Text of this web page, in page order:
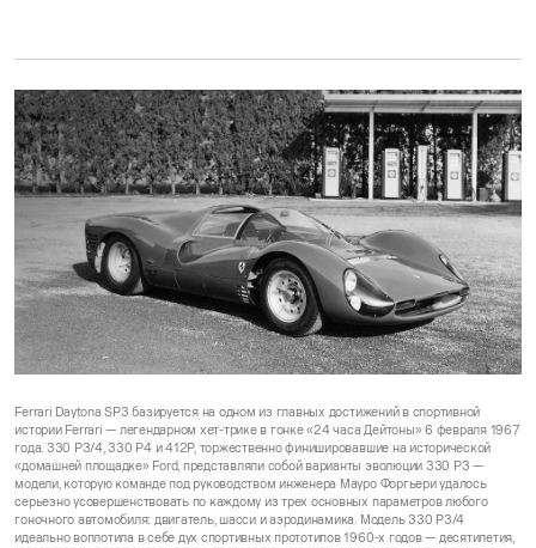
Ferrari Daytona SP3 базируется на одном из главных достижений в спортивной
истории Ferrari — легендарном хет-трике в гонке «24 часа Дейтоны» 6 февраля 1967
года. 330 P3/4, 330 P4 и 412P, торжественно финишировавшие на исторической
«домашней площадке» Ford, представляли собой варианты эволюции 330 P3 —
модели, которую команде под руководством инженера Мауро Форгьери удалось
серьезно усовершенствовать по каждому из трех основных параметров любого
гоночного автомобиля: двигатель, шасси и аэродинамика. Модель 330 P3/4
идеально воплотила в себе дух спортивных прототипов 1960-х годов — десятилетия,